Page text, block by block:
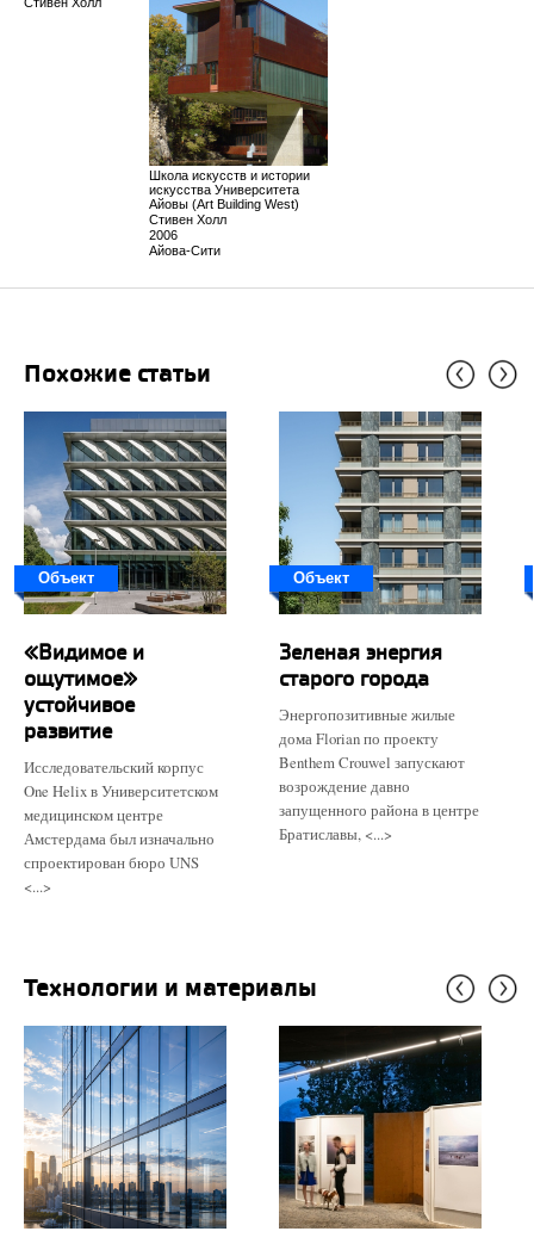
Школа искусств и истории
искусства Университета
Айовы (Art Building West)
Стивен Холл
2006
Айова-Сити
Похожие статьи
Объект
«Видимое и
ощутимое»
устойчивое
развитие
Исследовательский корпус
One Helix в Университетском
медицинском центре
Амстердама был изначально
спроектирован бюро UNS
<...>
Объект
Зеленая энергия
старого города
Энергопозитивные жилые
дома Florian по проекту
Benthem Crouwel запускают
возрождение давно
запущенного района в центре
Братиславы, <...>
Технологии и материалы